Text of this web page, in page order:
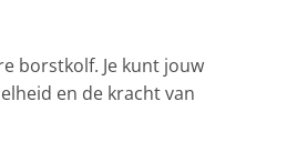
borstkolf. Je kunt jouw
en de kracht van